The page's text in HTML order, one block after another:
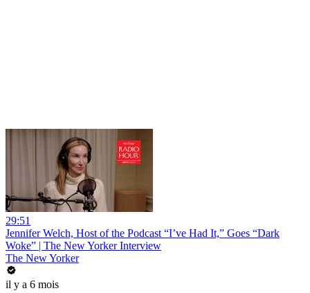
29:51
Jennifer Welch, Host of the Podcast “I’ve Had It,” Goes “Dark
Woke” | The New Yorker Interview
The New Yorker
il y a 6 mois